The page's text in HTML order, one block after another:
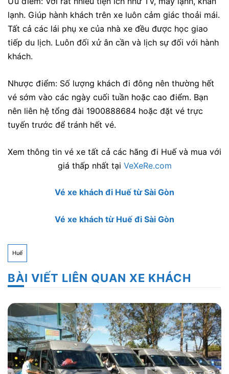
lạnh. Giúp hành khách trên xe luôn cảm giác thoải mái.
Tất cả các lái phụ xe của nhà xe đều được học giao
tiếp du lịch. Luôn đối xử ân cần và lịch sự đối với hành
khách.
Nhược điểm: Số lượng khách đi đông nên thường hết
vé sớm vào các ngày cuối tuần hoặc cao điểm. Bạn
nên liên hệ tổng đài 1900888684 hoặc đặt vé trực
tuyến trước để tránh hết vé.
Xem thông tin vé xe tất cả các hãng đi Huế và mua với
giá thấp nhất tại VeXeRe.com
Vé xe khách đi Huế từ Sài Gòn
Vé xe khách từ Huế đi Sài Gòn
Huế
BÀI VIẾT LIÊN QUAN XE KHÁCH